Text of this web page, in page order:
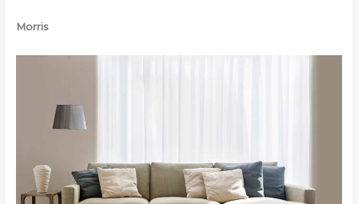
Morris